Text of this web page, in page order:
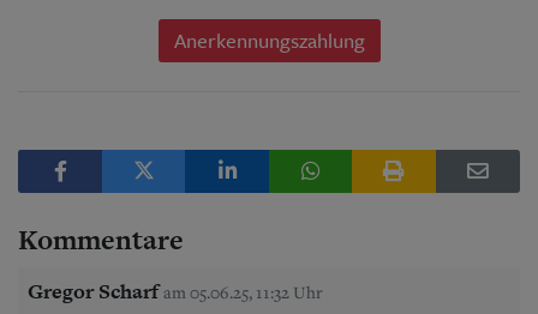
Anerkennungszahlung
Kommentare
Gregor Scharf am 05.06.25, 11:32 Uhr